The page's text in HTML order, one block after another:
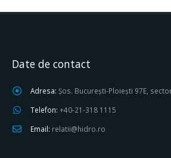
Date de contact
Adresa: Șos. București-Ploiești 97E,
Telefon: +40-21-318 1115
Email: relatii@hidro.ro